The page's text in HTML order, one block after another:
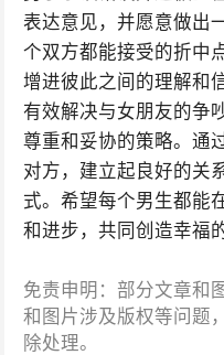
表达意见，并愿意做出
个双方都能接受的折中
增进彼此之间的理解和
有效解决与女朋友的争
尊重和妥协的策略。通
对方，建立起良好的关
式。希望每个男生都能
和进步，共同创造幸福
免责申明：部分文章和
和图片涉及版权等问题
除处理。